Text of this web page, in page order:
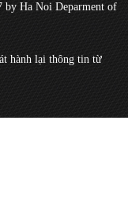
by Ha Noi Deparment of
hành lại thông tin từ